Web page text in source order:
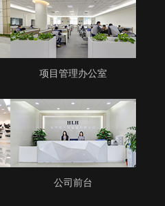
项目管理办公室
公司前台